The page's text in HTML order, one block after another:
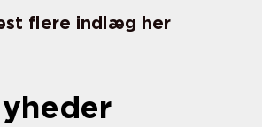
flere indlæg her